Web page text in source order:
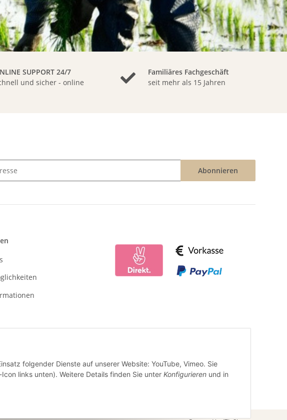
folgender Dienste auf unserer Website: YouTube, Vimeo. Sie
links unten). Weitere Details finden Sie unter Konfigurieren und in
SUPPORT 24/7
und sicher - online
Familiäres Fachgeschäft
seit mehr als 15 Jahren
Abonnieren